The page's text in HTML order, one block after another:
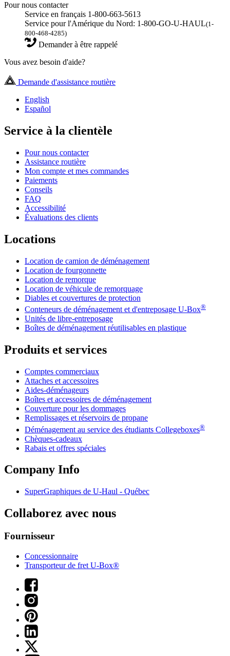
Pour nous contacter
Service en français 1-800-663-5613
Service pour l'Amérique du Nord: 1-800-GO-U-HAUL(1-
800-468-4285)
Demander à être rappelé
Vous avez besoin d'aide?
Demande d'assistance routière
English
Español
Service à la clientèle
Pour nous contacter
Assistance routière
Mon compte et mes commandes
Paiements
Conseils
FAQ
Accessibilité
Évaluations des clients
Locations
Location de camion de déménagement
Location de fourgonnette
Location de remorque
Location de véhicule de remorquage
Diables et couvertures de protection
Conteneurs de déménagement et d'entreposage U-Box®
Unités de libre-entreposage
Boîtes de déménagement réutilisables en plastique
Produits et services
Comptes commerciaux
Attaches et accessoires
Aides-déménageurs
Boîtes et accessoires de déménagement
Couverture pour les dommages
Remplissages et réservoirs de propane
Déménagement au service des étudiants Collegeboxes®
Chèques-cadeaux
Rabais et offres spéciales
Company Info
SuperGraphiques de U-Haul - Québec
Collaborez avec nous
Fournisseur
Concessionnaire
Transporteur de fret U-Box®